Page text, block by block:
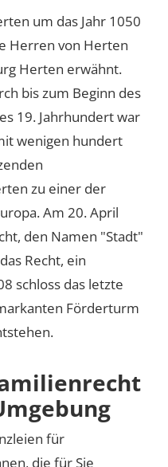
um das Jahr 1050
Herren von Herten
Herten erwähnt.
bis zum Beginn des
19. Jahrhundert war
wenigen hundert
zu einer der
Am 20. April
den Namen Stadt
Recht, ein
schloss das letzte
Förderturm
für
die für Sie